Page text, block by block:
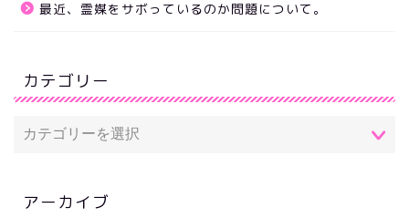
最近、霊媒をサボっているのか問題について。
カテゴリー
アーカイブ